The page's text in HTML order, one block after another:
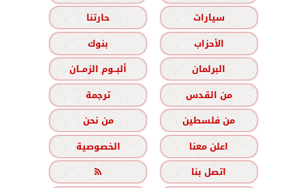
سيارات
حارتنا
الأحزاب
بنوك
البرلمان
ألبــوم الزمــان
من القدس
ترجمة
من فلسطين
من نحن
اعلن معنا
الخصوصية
اتصل بنا
